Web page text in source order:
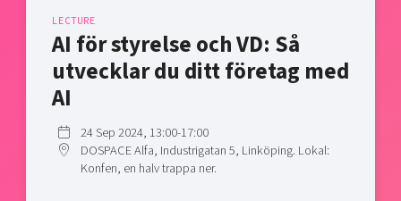
Shaping cities and regions
Bright East
Reversed mentorship
Upscaling
Talent & skills
Startup & industry collaboration
Offers to boost your business
Funding opportunities
Our community of companies
Projects
Publications
Project toolbox
Our clusters
Today's lunch in Mjärdevi
LECTURE
AI för styrelse och VD: Så
utvecklar du ditt företag med
AI
24 Sep 2024, 13:00-17:00
DOSPACE Alfa, Industrigatan 5, Linköping. Lokal:
Konfen, en halv trappa ner.